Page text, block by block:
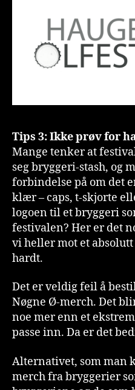
Tips 3: Ikke prøv for
Mange tenker at
seg bryggeri-stash, og
forbindelse på om det
klær – caps, t-skjorte
logoen til et bryggeri
festivalen? Her er det
vi heller mot et
hardt.
Det er veldig feil å
Nøgne Ø-merch. Det
noe mer enn et
passe inn. Da er det
Alternativet, som man
merch fra bryggerier